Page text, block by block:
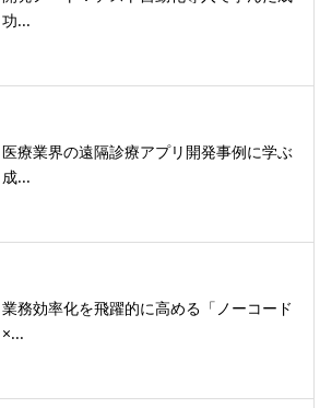
功...
医療業界の遠隔診療アプリ開発事例に学ぶ
成...
業務効率化を飛躍的に高める「ノーコード
×...